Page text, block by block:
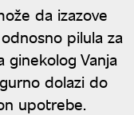
da izazove
pilula za
ginekolog Vanja
dolazi do
upotrebe.